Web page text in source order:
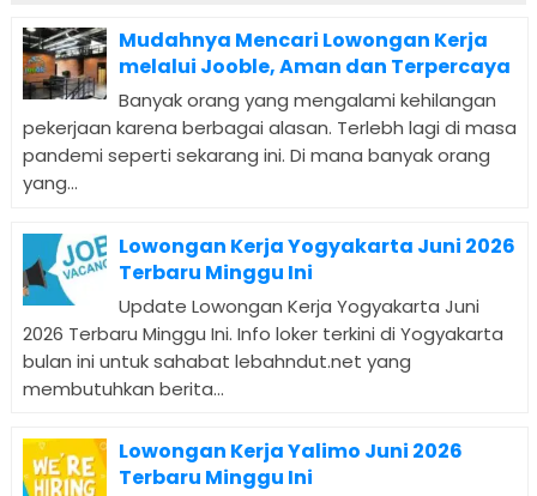
Mudahnya Mencari Lowongan Kerja
melalui Jooble, Aman dan Terpercaya
Banyak orang yang mengalami kehilangan
pekerjaan karena berbagai alasan. Terlebh lagi di masa
pandemi seperti sekarang ini. Di mana banyak orang
yang...
Lowongan Kerja Yogyakarta Juni 2026
Terbaru Minggu Ini
Update Lowongan Kerja Yogyakarta Juni
2026 Terbaru Minggu Ini. Info loker terkini di Yogyakarta
bulan ini untuk sahabat lebahndut.net yang
membutuhkan berita...
Lowongan Kerja Yalimo Juni 2026
Terbaru Minggu Ini